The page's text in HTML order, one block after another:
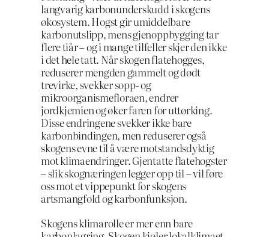
langvarig karbonunderskudd i skogens
økosystem. Hogst gir umiddelbare
karbonutslipp, mens gjenoppbygging tar
flere tiår – og i mange tilfeller skjer den ikke
i det hele tatt. Når skogen flatehogges,
reduserer mengden gammelt og dødt
trevirke, svekker sopp- og
mikroorganismefloraen, endrer
jordkjemien og øker faren for uttørking.
Disse endringene svekker ikke bare
karbonbindingen, men reduserer også
skogens evne til å være motstandsdyktig
mot klimaendringer. Gjentatte flatehogster
– slik skognæringen legger opp til – vil føre
oss mot et vippepunkt for skogens
artsmangfold og karbonfunksjon.
Skogens klimarolle er mer enn bare